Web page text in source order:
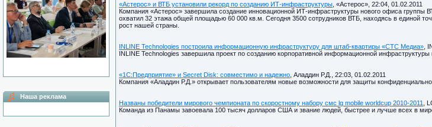
Наша реклама
«Астерос» и ВТБ установили рекорд по созданию ИТ-инфраструктуры , «Астерос», 22:04, 01.02.2011
Компания «Астерос» завершила создание инновационной ИТ-инфраструктуры нового офиса
охватил 32 этажа общей площадью 60 000 кв.м. Сегодня 3500 сотрудников ВТБ, находясь в единой
рост нашей страны.
INLINE Technologies построила информационную инфраструктуру для штаб-квартиры «СТС Медиа» ,
INLINE Technologies завершила проект по созданию корпоративной информационной
«1С:Предприятие» и Secret Disk: совместимо и надежно , Аладдин Р.Д., 22:03, 01.02.2011
Компания «Аладдин Р.Д.» открывает пользователям новые возможности для защиты
Названы победители мирового чемпионата по скоростному набору смс lg mobile worldcup 2010-2011
,
Команда из Панамы завоевала 100 тысяч долларов США и звание людей, быстрее и лучше всех в